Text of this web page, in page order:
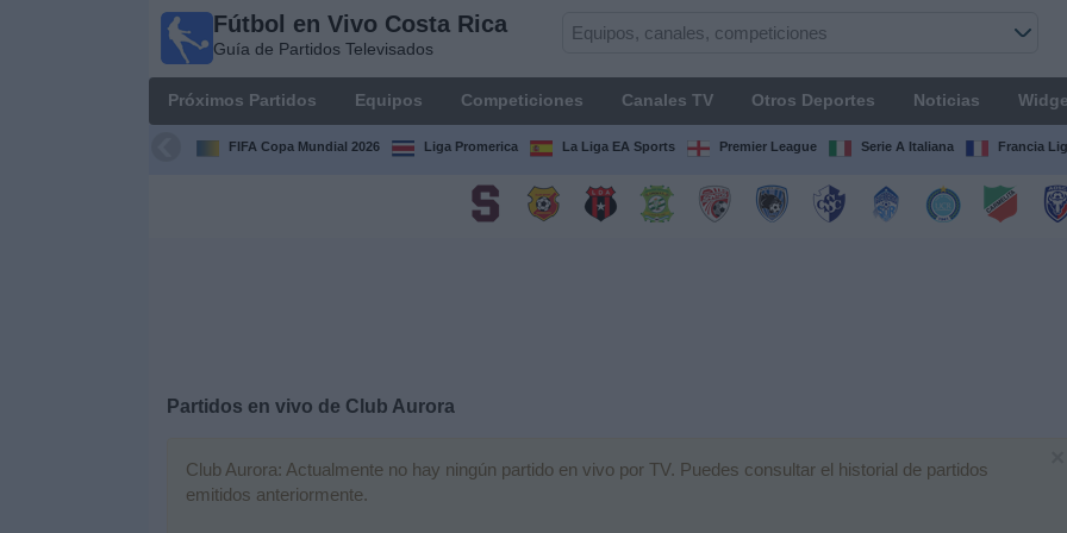
Fútbol en Vivo Costa Rica
Guía de Partidos Televisados
Próximos Partidos Equipos Competiciones Canales TV Otros Deportes Noticias
FIFA Copa Mundial 2026 Liga Promerica La Liga EA Sports Premier League Serie A Italiana Francia
Partidos en vivo de Club Aurora
Club Aurora: Actualmente no hay ningún partido en vivo por TV. Puedes consultar el historial de partidos
emitidos anteriormente.